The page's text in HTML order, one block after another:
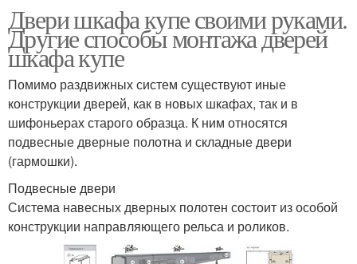
Двери шкафа купе своими руками.
Другие способы монтажа дверей
шкафа купе
Помимо раздвижных систем существуют иные
конструкции дверей, как в новых шкафах, так и в
шифоньерах старого образца. К ним относятся
подвесные дверные полотна и складные двери
(гармошки).
Подвесные двери
Система навесных дверных полотен состоит из особой
конструкции направляющего рельса и роликов.